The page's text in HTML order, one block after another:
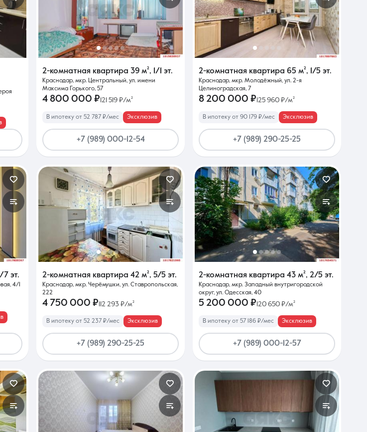
2-комнатная квартира 39 м², 1/1 эт.
Краснодар, мкр. Центральный, ул. имени
Максима Горького, 57
4 800 000 ₽ 121 519 ₽/м²
В ипотеку от 52 787 ₽/мес Эксклюзив
+7 (989) 000-12-54
2-комнатная квартира 65 м², 1/5 эт.
Краснодар, мкр. Молодёжный, ул. 2-я
Целиноградская, 7
8 200 000 ₽ 125 960 ₽/м²
В ипотеку от 90 179 ₽/мес Эксклюзив
+7 (989) 290-25-25
7 эт.
4/1
2-комнатная квартира 42 м², 5/5 эт.
Краснодар, мкр. Черёмушки, ул. Ставропольская,
222
4 750 000 ₽ 112 293 ₽/м²
В ипотеку от 52 237 ₽/мес Эксклюзив
+7 (989) 290-25-25
2-комнатная квартира 43 м², 2/5 эт.
Краснодар, мкр. Западный внутригородской
округ, ул. Одесская, 40
5 200 000 ₽ 120 650 ₽/м²
В ипотеку от 57 186 ₽/мес Эксклюзив
+7 (989) 000-12-57